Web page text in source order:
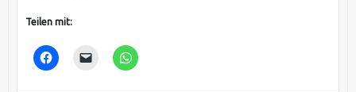
Teilen mit: